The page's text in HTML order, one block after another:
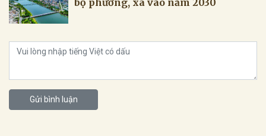
bộ phường, xã vào năm 2030
Gửi bình luận